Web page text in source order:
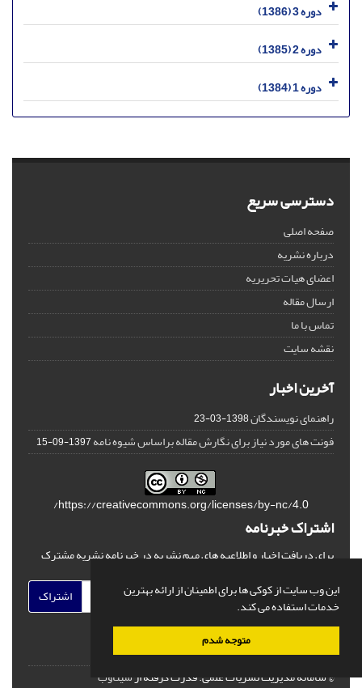
این وب سایت از کوکی ها برای اطمینان از ارائه بهترین
خدمات استفاده می کند.
متوجه شدم
دوره 3 (1386)
دوره 2 (1385)
دوره 1 (1384)
دسترسی سریع
صفحه اصلی
درباره نشریه
اعضای هیات تحریریه
ارسال مقاله
تماس با ما
نقشه سایت
آخرین اخبار
راهنمای نویسندگان1398-03-23
فونت های مورد نیاز برای نگارش مقاله براساس شیوه نامه1397-09-15
https://creativecommons.org/licenses/by-nc/4.0/
اشتراک خبرنامه
برای دریافت اخبار و اطلاعیه های مهم نشریه در خبرنامه نشریه مشترک
اشتراک
© سامانه مدیریت نشریات علمی.قدرت گرفته ازسیناوب